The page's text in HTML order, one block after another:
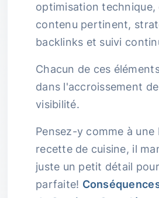
optimisation technique,
contenu pertinent,
backlinks et suivi
Chacun de ces
dans l'accroissement
visibilité.
Pensez-y comme à une
recette de cuisine, il
juste un petit détail
parfaite!